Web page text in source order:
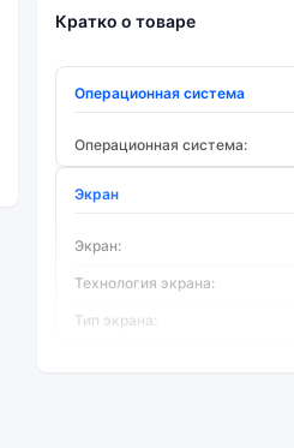
Кратко о товаре
Операционная система
Операционная система:
Экран
Экран:
Технология экрана:
Тип экрана: